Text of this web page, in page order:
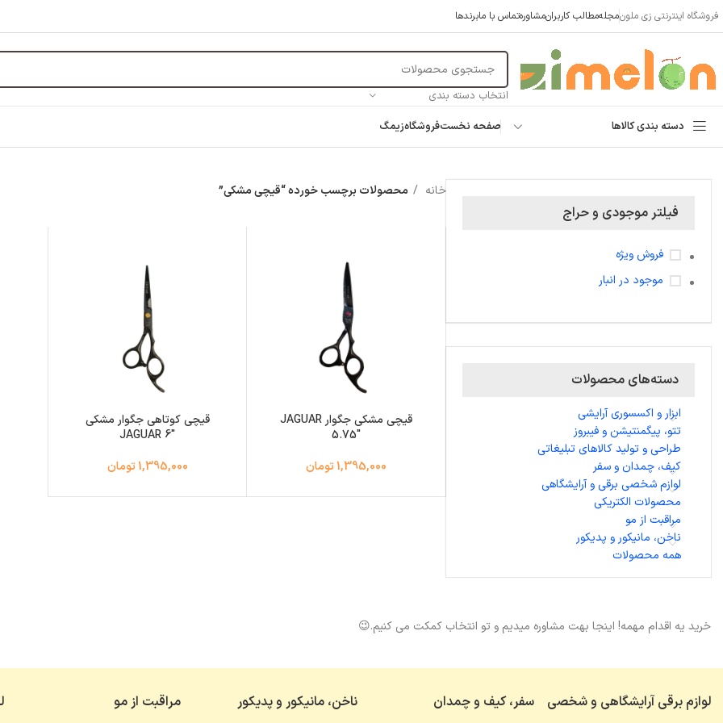
فروشگاه اینترنتی زی ملونمجلهمطالب کاربرانمشاورهتماس با مابرندها
انتخاب دسته بندی
دسته بندی کالاها صفحه نخستفروشگاهزیمگ
فیلتر موجودی و حراج
فروش ویژه
موجود در انبار
دسته‌های محصولات
ابزار و اکسسوری آرایشی
تتو، پیگمنتیشن و فیبروز
طراحی و تولید کالاهای تبلیغاتی
کیف، چمدان و سفر
لوازم شخصی برقی و آرایشگاهی
محصولات الکتریکی
مراقبت از مو
ناخن، مانیکور و پدیکور
همه محصولات
خانه محصولات برچسب خورده “قیچی مشکی”
قیچی مشکی جگوار JAGUAR
5.75″
1,395,000 تومان
قیچی کوتاهی جگوار مشکی
JAGUAR 6″
1,395,000 تومان
خرید یه اقدام مهمه! اینجا بهت مشاوره میدیم و تو انتخاب کمکت می کنیم.😉
لوازم برقی آرایشگاهی و شخصی سفر، کیف و چمدان ناخن، مانیکور و پدیکور مراقبت از مو